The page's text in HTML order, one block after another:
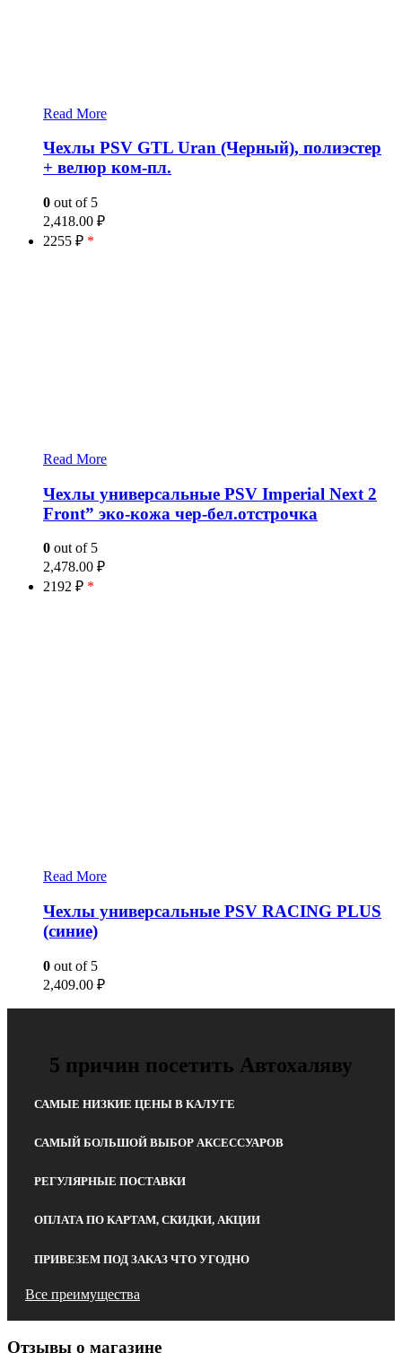
Read More
Чехлы PSV GTL Uran (Черный), полиэстер
+ велюр ком-пл.
0 out of 5
2,418.00 ₽
2255 ₽ *
Read More
Чехлы универсальные PSV Imperial Next 2
Front” эко-кожа чер-бел.отстрочка
0 out of 5
2,478.00 ₽
2192 ₽ *
Read More
Чехлы универсальные PSV RACING PLUS
(синие)
0 out of 5
2,409.00 ₽
5 причин посетить Автохаляву
САМЫЕ НИЗКИЕ ЦЕНЫ В КАЛУГЕ
САМЫЙ БОЛЬШОЙ ВЫБОР АКСЕССУАРОВ
РЕГУЛЯРНЫЕ ПОСТАВКИ
ОПЛАТА ПО КАРТАМ, СКИДКИ, АКЦИИ
ПРИВЕЗЕМ ПОД ЗАКАЗ ЧТО УГОДНО
Все преимущества
Отзывы о магазине